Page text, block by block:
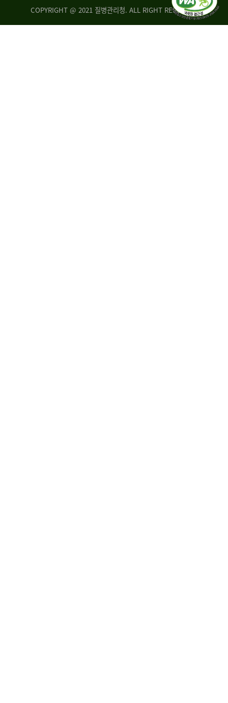
COPYRIGHT @ 2021 질병관리청. ALL RIGHT RESERVED